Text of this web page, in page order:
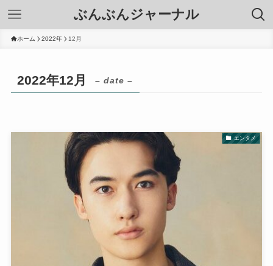
ぶんぶんジャーナル
ホーム 2022年 12月
2022年12月 – date –
エンタメ